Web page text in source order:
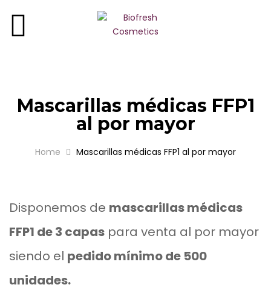
Mascarillas médicas FFP1
al por mayor
Home Mascarillas médicas FFP1 al por mayor
Disponemos de mascarillas médicas
FFP1 de 3 capas para venta al por mayor
siendo el pedido mínimo de 500
unidades.
ROSA DE BULGARIA
YOGUR DE BULGARIA
OLIVA GRIEGA
BIO ROSE OIL
NAT’AURA